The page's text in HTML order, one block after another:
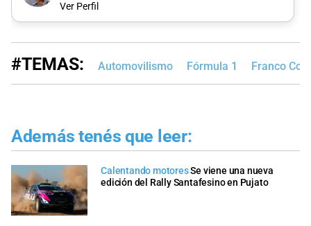
Ver Perfil
#TEMAS: Automovilismo Fórmula 1 Franco
Además tenés que leer:
Calentando motoresSe viene una nueva
edición del Rally Santafesino en Pujato